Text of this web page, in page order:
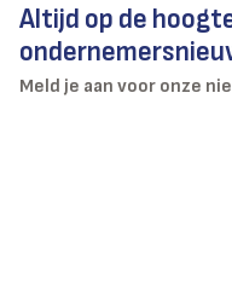
Altijd op de
Meld je aan voor onze